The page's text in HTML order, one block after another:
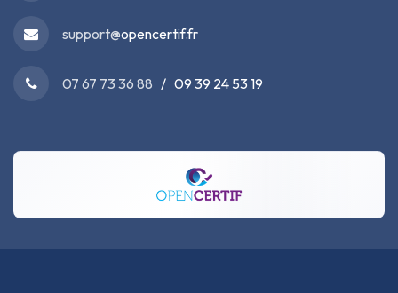
support@opencertif.fr
07 67 73 36 88 / 09 39 24 53 19